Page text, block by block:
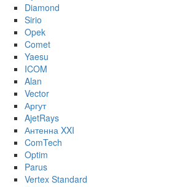
Diamond
Sirio
Opek
Comet
Yaesu
ICOM
Alan
Vector
Аргут
AjetRays
Антенна XXI
ComTech
Optim
Parus
Vertex Standard